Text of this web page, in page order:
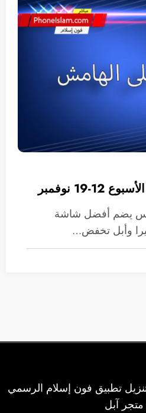
19 نوفمبر
برو ماكس يضم أفضل شاشة
تطبيق فون إسلام الرسمي
آبل